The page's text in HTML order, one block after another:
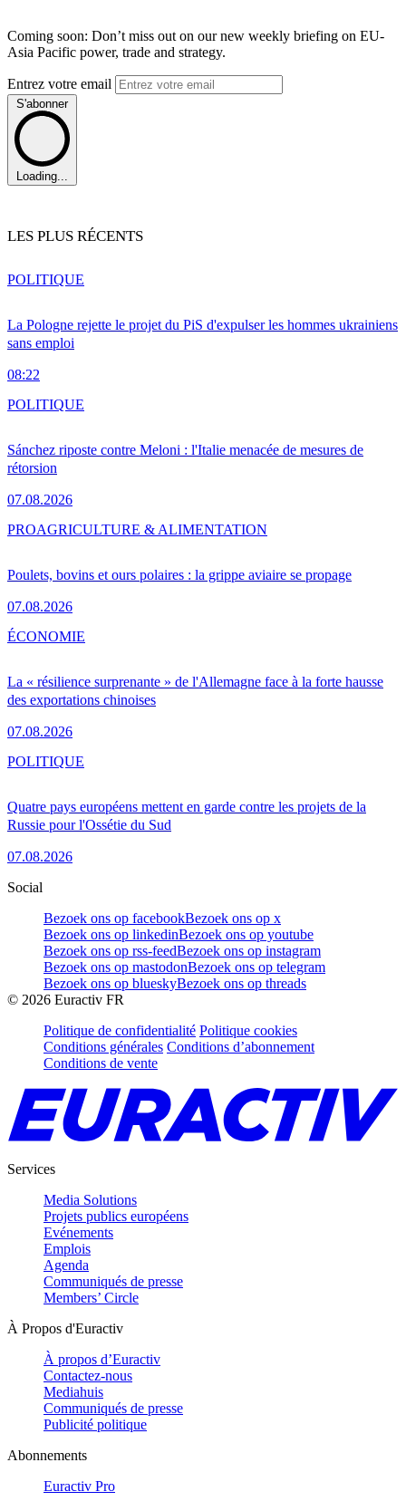
Coming soon: Don’t miss out on our new weekly briefing on EU-
Asia Pacific power, trade and strategy.
Entrez votre email
S'abonner
Loading...
LES PLUS RÉCENTS
La Pologne rejette le projet du PiS d'expulser les hommes ukrainiens
sans emploi
08:22
POLITIQUE
Sánchez riposte contre Meloni : l'Italie menacée de mesures de
rétorsion
07.08.2026
POLITIQUE
Poulets, bovins et ours polaires : la grippe aviaire se propage
07.08.2026
PROAGRICULTURE & ALIMENTATION
La « résilience surprenante » de l'Allemagne face à la forte hausse
des exportations chinoises
07.08.2026
ÉCONOMIE
Quatre pays européens mettent en garde contre les projets de la
Russie pour l'Ossétie du Sud
07.08.2026
POLITIQUE
Social
Bezoek ons op facebookBezoek ons op x
Bezoek ons op linkedinBezoek ons op youtube
Bezoek ons op rss-feedBezoek ons op instagram
Bezoek ons op mastodonBezoek ons op telegram
Bezoek ons op blueskyBezoek ons op threads
© 2026 Euractiv FR
Politique de confidentialité Politique cookies
Conditions générales Conditions d’abonnement
Conditions de vente
Services
Media Solutions
Projets publics européens
Evénements
Emplois
Agenda
Communiqués de presse
Members’ Circle
À Propos d'Euractiv
À propos d’Euractiv
Contactez-nous
Mediahuis
Communiqués de presse
Publicité politique
Abonnements
Euractiv Pro